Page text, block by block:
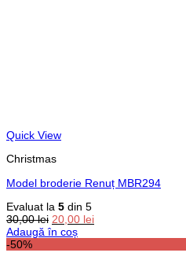
Quick View
Christmas
Model broderie Renuț MBR294
Evaluat la 5 din 5
30,00lei Prețul
inițial
20,00 leiPrețul
Adaugă în coș
-50%